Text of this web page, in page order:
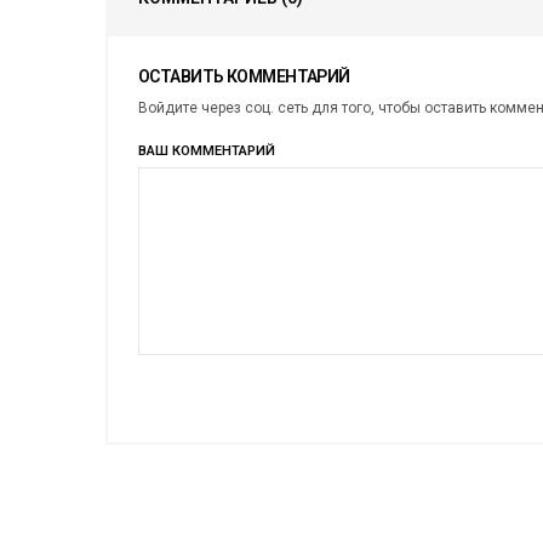
ОСТАВИТЬ КОММЕНТАРИЙ
Войдите через соц. сеть для того, чтобы оставить
ВАШ КОММЕНТАРИЙ